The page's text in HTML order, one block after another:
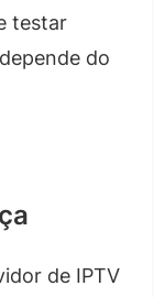
testar
do
de IPTV